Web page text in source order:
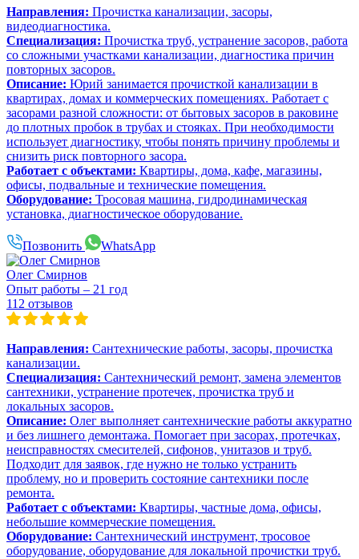
Направления: Прочистка канализации, засоры,
видеодиагностика.
Специализация: Прочистка труб, устранение засоров, работа
со сложными участками канализации, диагностика причин
повторных засоров.
Описание: Юрий занимается прочисткой канализации в
квартирах, домах и коммерческих помещениях. Работает с
засорами разной сложности: от бытовых засоров в раковине
до плотных пробок в трубах и стояках. При необходимости
использует диагностику, чтобы понять причину проблемы и
снизить риск повторного засора.
Работает с объектами: Квартиры, дома, кафе, магазины,
офисы, подвальные и технические помещения.
Оборудование: Тросовая машина, гидродинамическая
установка, диагностическое оборудование.
Позвонить WhatsApp
Олег Смирнов
Опыт работы – 21 год
112 отзывов
Направления: Сантехнические работы, засоры, прочистка
канализации.
Специализация: Сантехнический ремонт, замена элементов
сантехники, устранение протечек, прочистка труб и
локальных засоров.
Описание: Олег выполняет сантехнические работы аккуратно
и без лишнего демонтажа. Помогает при засорах, протечках,
неисправностях смесителей, сифонов, унитазов и труб.
Подходит для заявок, где нужно не только устранить
проблему, но и проверить состояние сантехники после
ремонта.
Работает с объектами: Квартиры, частные дома, офисы,
небольшие коммерческие помещения.
Оборудование: Сантехнический инструмент, тросовое
оборудование, оборудование для локальной прочистки труб.